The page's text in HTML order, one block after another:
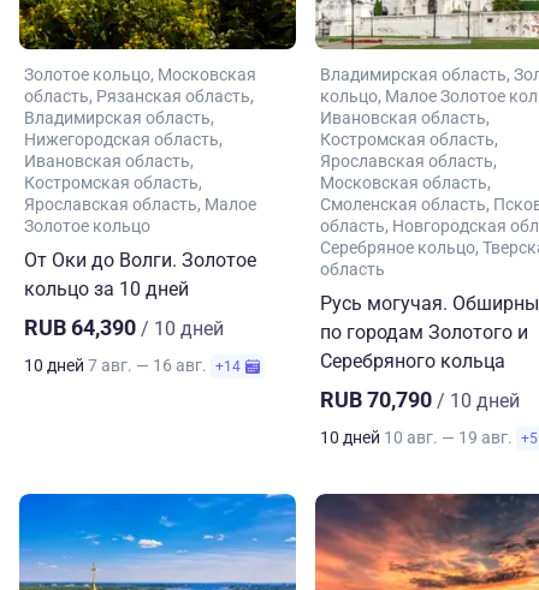
Золотое кольцо Московская
область Рязанская область
Владимирская область
Нижегородская область
Ивановская область
Костромская область
Ярославская область Малое
Золотое кольцо
От Оки до Волги. Золотое
кольцо за 10 дней
RUB 64,390 / 10 дней
10 дней 7 авг. — 16 авг. +14
Владимирская область
кольцо Малое Золотое
Ивановская область
Костромская область
Ярославская область
Московская область
Смоленская область
область Новгородская
Серебряное кольцо
область
Русь могучая.
по городам Золотого и
Серебряного кольца
RUB 70,790 / 10 дней
10 дней 10 авг. — 19 авг. +5